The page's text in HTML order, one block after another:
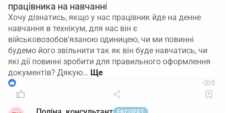
працівника на навчанні
Хочу дізнатись, якщо у нас працівник йде на денне
навчання в технікум, для нас він є
військовозобов'язаною одиницею, чи ми повинні
будемо його звільнити так як він буде навчатись, чи
які дії повинні зробити для правильного оформлення
документів? Дякую…
1 3